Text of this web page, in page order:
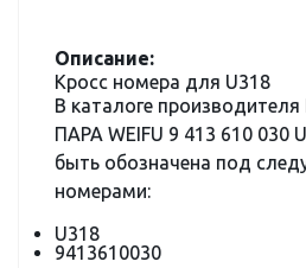
Описание:
Кросс номера для U318
В каталоге
ПАРА WEIFU 9 413 610 030
быть обозначена под
номерами:
U318
9413610030